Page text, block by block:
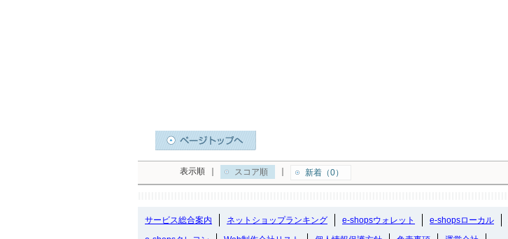
表示順 スコア順 新着（0）
サービス総合案内 ネットショップランキング e-shopsウォレット e-shopsローカル